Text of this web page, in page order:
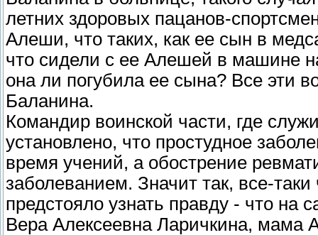
летних здоровых пацанов-
Алеши, что таких, как ее сын в
что сидели с ее Алешей в машине
она ли погубила ее сына? Все эти
Баланина.
Командир воинской части, где
установлено, что простудное
время учений, а обострение
заболеванием. Значит так, все-
предстояло узнать правду - что на
Вера Алексеевна Ларичкина, мама